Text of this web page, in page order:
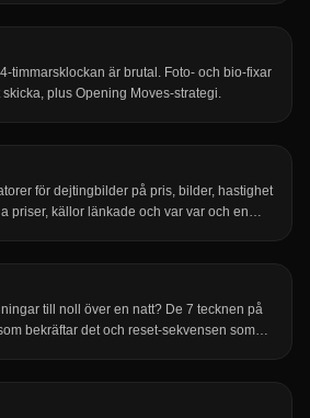
timmarsklockan är brutal. Foto- och bio-fixar
plus Opening Moves-strategi.
för dejtingbilder på pris, bilder, hastighet
priser, källor länkade och var var och en
till noll över en natt? De 7 tecknen på
bekräftar det och reset-sekvensen som